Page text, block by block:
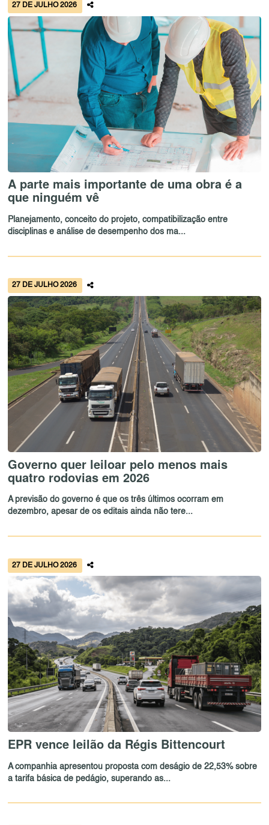
27 DE JULHO 2026
A parte mais importante de uma obra é a
que ninguém vê
Planejamento, conceito do projeto, compatibilização entre
disciplinas e análise de desempenho dos ma...
27 DE JULHO 2026
Governo quer leiloar pelo menos mais
quatro rodovias em 2026
A previsão do governo é que os três últimos ocorram em
dezembro, apesar de os editais ainda não tere...
27 DE JULHO 2026
EPR vence leilão da Régis Bittencourt
A companhia apresentou proposta com deságio de 22,53% sobre
a tarifa básica de pedágio, superando as...